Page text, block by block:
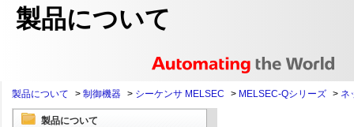
製品について
製品について > 制御機器 > シーケンサ MELSEC > MELSEC-Qシリーズ > ネ
製品について